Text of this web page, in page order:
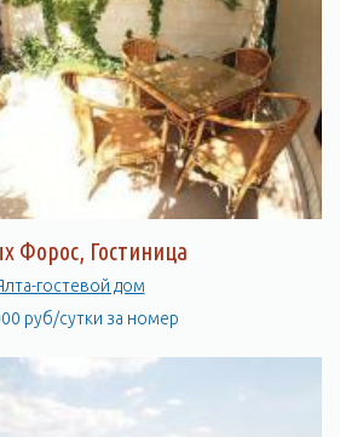
Форос, Гостиница
гостевой дом
руб/сутки за номер